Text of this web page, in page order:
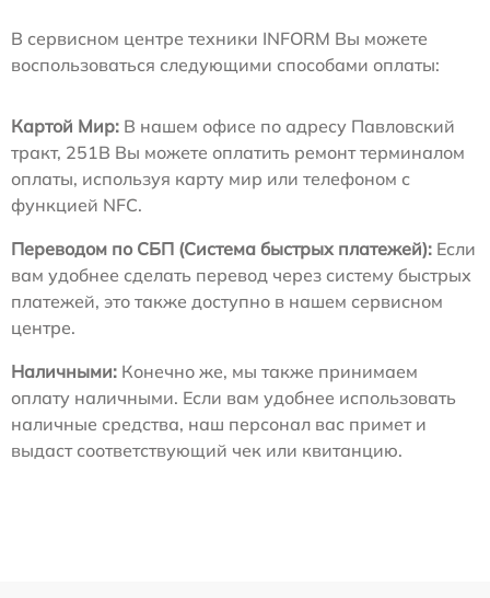
В сервисном центре техники INFORM Вы можете
воспользоваться следующими способами оплаты:
Картой Мир: В нашем офисе по адресу Павловский
тракт, 251В Вы можете оплатить ремонт терминалом
оплаты, используя карту мир или телефоном с
функцией NFC.
Переводом по СБП (Система быстрых платежей): Если
вам удобнее сделать перевод через систему быстрых
платежей, это также доступно в нашем сервисном
центре.
Наличными: Конечно же, мы также принимаем
оплату наличными. Если вам удобнее использовать
наличные средства, наш персонал вас примет и
выдаст соответствующий чек или квитанцию.